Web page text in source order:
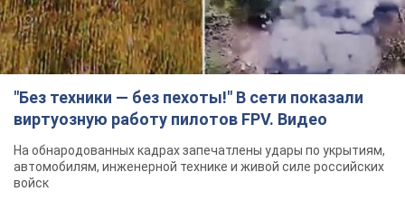
"Без техники — без пехоты!" В сети показали
виртуозную работу пилотов FPV. Видео
На обнародованных кадрах запечатлены удары по укрытиям,
автомобилям, инженерной технике и живой силе российских
войск